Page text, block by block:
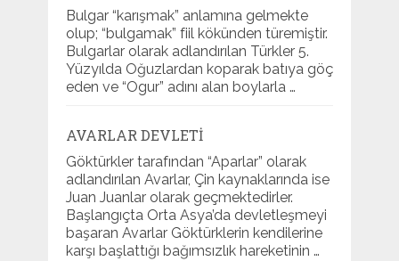
Bulgar “karışmak” anlamına gelmekte
olup; “bulgamak” fiil kökünden türemiştir.
Bulgarlar olarak adlandırılan Türkler 5.
Yüzyılda Oğuzlardan koparak batıya göç
eden ve “Ogur” adını alan boylarla …
AVARLAR DEVLETI
Göktürkler tarafından “Aparlar” olarak
adlandırılan Avarlar, Çin kaynaklarında ise
Juan Juanlar olarak geçmektedirler.
Başlangıçta Orta Asya’da devletleşmeyi
başaran Avarlar Göktürklerin kendilerine
karşı başlattığı bağımsızlık hareketinin …